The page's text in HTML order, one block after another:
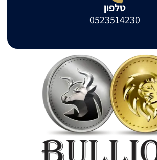
טלפון
0523514230